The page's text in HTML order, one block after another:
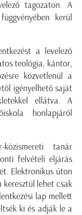
tagozaton. A
kerül
a levelező
teológia, kántor,
közvetlenül a
igényelhető saját
ellátva. A
honlapjáról
közismereti tanár
felvételi eljárás
Elektronikus úton
keresztül lehet csak
lap mellett
ki és adják le a